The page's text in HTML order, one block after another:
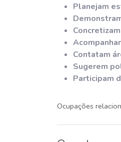
Planejam
Contatam
Sugerem
Participam
Ocupações